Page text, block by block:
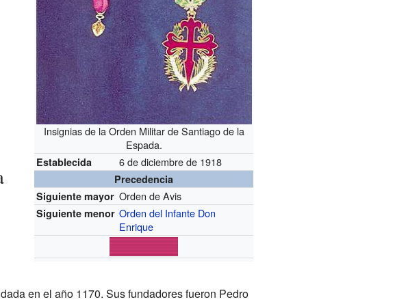
Insignias de la Orden Militar de Santiago de la
Espada.
Establecida 6 de diciembre de 1918
Precedencia
Siguiente mayor Orden de Avis
Siguiente menor Orden del Infante Don
Enrique
en el año 1170. Sus fundadores fueron Pedro